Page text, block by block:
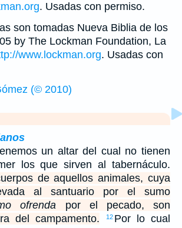
. Usadas con permiso.
son tomadas Nueva Biblia de los
by The Lockman Foundation, La
www.lockman.org. Usadas con
(© 2010)
un altar del cual no tienen
los que sirven al tabernáculo.
de aquellos animales, cuya
al santuario por el sumo
ofrenda por el pecado, son
del campamento.
12 Por lo cual